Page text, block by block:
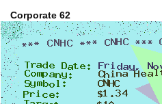
Corporate 62